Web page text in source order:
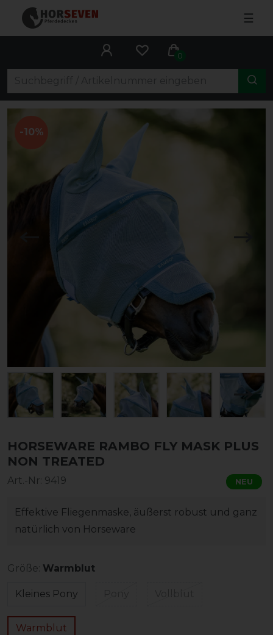
☰
0
-10%
HORSEWARE RAMBO FLY MASK PLUS
NON TREATED
Art.-Nr: 9419 NEU
Effektive Fliegenmaske, äußerst robust und ganz
natürlich von Horseware
Größe: Warmblut
Kleines Pony
Warmblut